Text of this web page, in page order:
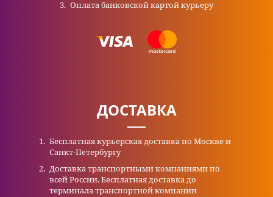
Оплата банковской картой курьеру
ДОСТАВКА
Бесплатная курьерская доставка по Москве и
Санкт-Петербургу
Доставка транспортными компаниями по
всей России. Бесплатная доставка до
терминала транспортной компании